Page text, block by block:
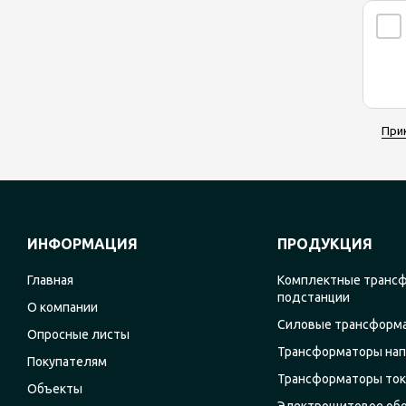
ИНФОРМАЦИЯ
Главная
О компании
Опросные листы
Покупателям
Объекты
ПРОДУКЦИЯ
Комплектные
подстанции
Силовые
Трансформаторы
Трансформаторы